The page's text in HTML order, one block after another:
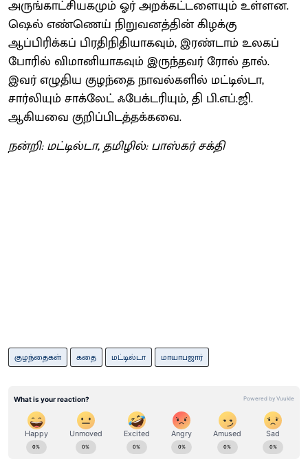
அருங்காட்சியகமும் ஓர் அறக்கட்டளையும் உள்ளன.
ஷெல் எண்ணெய் நிறுவனத்தின் கிழக்கு
ஆப்பிரிக்கப் பிரதிநிதியாகவும், இரண்டாம் உலகப்
போரில் விமானியாகவும் இருந்தவர் ரோல் தால்.
இவர் எழுதிய குழந்தை நாவல்களில் மட்டில்டா,
சார்லியும் சாக்லேட் ஃபேக்டரியும், தி பி.எப்.ஜி.
ஆகியவை குறிப்பிடத்தக்கவை.
நன்றி: மட்டில்டா, தமிழில்: பாஸ்கர் சக்தி
குழந்தைகள் கதை மட்டில்டா மாயாபஜார்